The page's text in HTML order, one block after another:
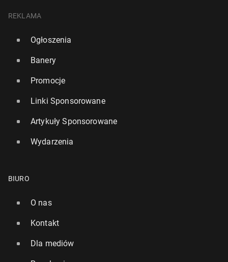
REKLAMA
Ogłoszenia
Banery
Promocje
Linki Sponsorowane
Artykuły Sponsorowane
Wydarzenia
BIURO
O nas
Kontakt
Dla mediów